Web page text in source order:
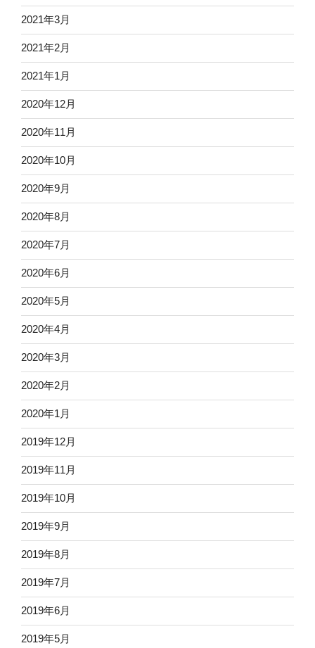
2021年3月
2021年2月
2021年1月
2020年12月
2020年11月
2020年10月
2020年9月
2020年8月
2020年7月
2020年6月
2020年5月
2020年4月
2020年3月
2020年2月
2020年1月
2019年12月
2019年11月
2019年10月
2019年9月
2019年8月
2019年7月
2019年6月
2019年5月